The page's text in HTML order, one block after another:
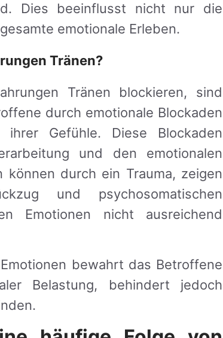
Dies beeinflusst nicht nur die
emotionale Erleben.
Tränen?
Tränen blockieren, sind
durch emotionale Blockaden
Gefühle. Diese Blockaden
und den emotionalen
durch ein Trauma, zeigen
und psychosomatischen
Emotionen nicht ausreichend
bewahrt das Betroffene
Belastung, behindert jedoch